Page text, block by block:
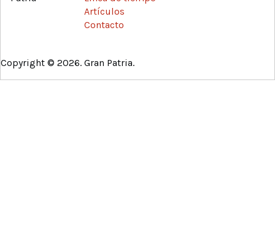
Artículos
Contacto
Copyright © 2026. Gran Patria.